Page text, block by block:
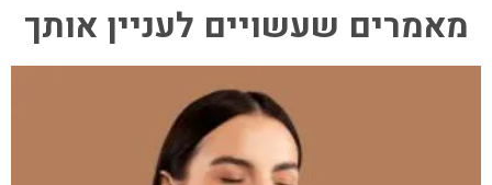
מאמרים שעשויים לעניין אותך